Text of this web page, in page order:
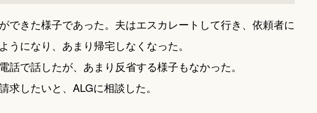
できた様子であった。夫はエスカレートして行き、依頼者に
になり、あまり帰宅しなくなった。
で話したが、あまり反省する様子もなかった。
したいと、ALGに相談した。